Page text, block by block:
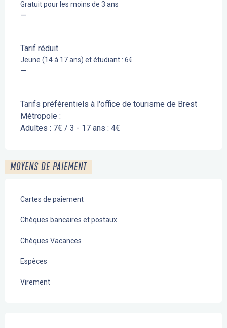
Gratuit pour les moins de 3 ans
—
Tarif réduit
Jeune (14 à 17 ans) et étudiant : 6€
—
Tarifs préférentiels à l'office de tourisme de Brest
Métropole :
Adultes : 7€ / 3 - 17 ans : 4€
MOYENS DE PAIEMENT
Cartes de paiement
Chèques bancaires et postaux
Chèques Vacances
Espèces
Virement